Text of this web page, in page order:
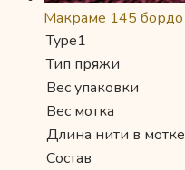
Макраме 145 бордо
Type1
Тип пряжи
Вес упаковки
Вес мотка
Длина нити в мотке
Состав